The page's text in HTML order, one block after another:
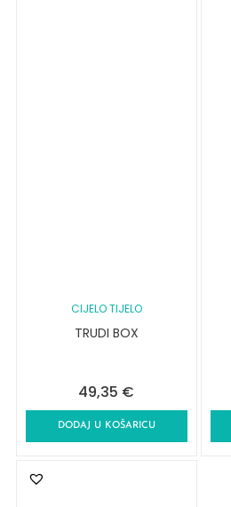
CIJELO TIJELO
TRUDI BOX
49,35 €
DODAJ U KOŠARICU